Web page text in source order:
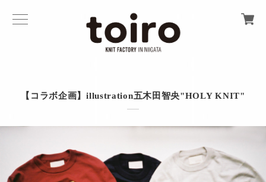
【コラボ企画】illustration五木田智央"HOLY KNIT"